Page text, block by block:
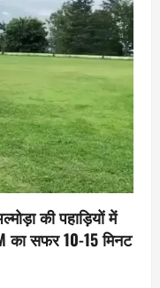
की पहाड़ियों में
का सफर 10-15 मिनट